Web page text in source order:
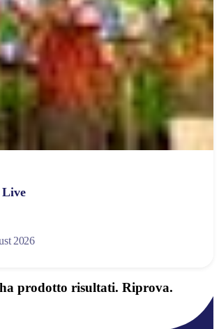
Live
2026
prodotto risultati. Riprova.